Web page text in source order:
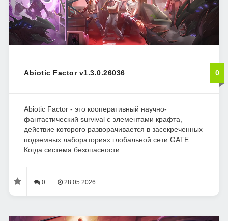
Abiotic Factor v1.3.0.26036 0
Abiotic Factor - это кооперативный научно-
фантастический survival с элементами крафта,
действие которого разворачивается в засекреченных
подземных лабораториях глобальной сети GATE.
Когда система безопасности...
0 28.05.2026